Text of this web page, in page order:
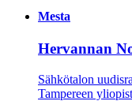
Mesta
Hervannan
Sähkötalon
Tampereen